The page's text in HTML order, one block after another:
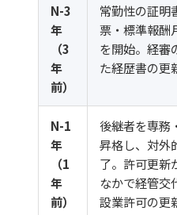
N-3
年
（3
年
前）
常勤性の証明
票・標準報酬
を開始。経審
た経歴書の更
N-1
年
（1
年
前）
後継者を専務
昇格し、対外
了。許可更新
なかで経管交
設業許可の更